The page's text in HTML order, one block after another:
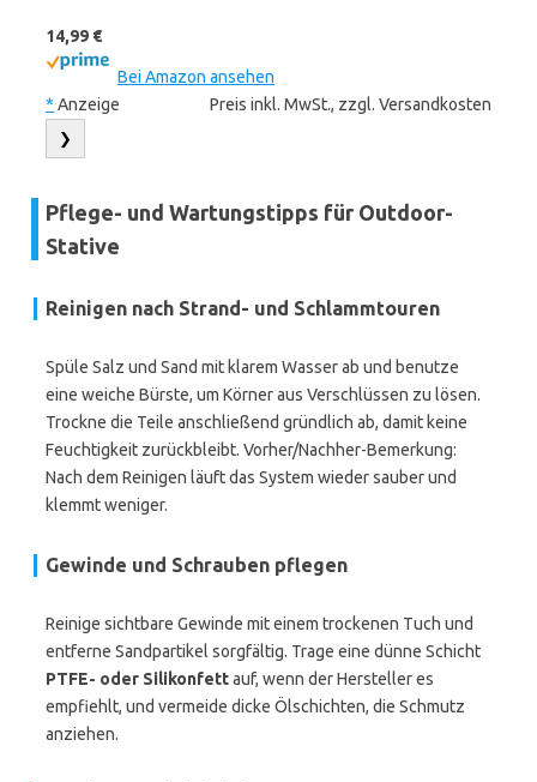
14,99 €
Bei Amazon ansehen
* Anzeige Preis inkl. MwSt., zzgl. Versandkosten
❯
Pflege- und Wartungstipps für Outdoor-
Stative
Reinigen nach Strand- und Schlammtouren
Spüle Salz und Sand mit klarem Wasser ab und benutze
eine weiche Bürste, um Körner aus Verschlüssen zu lösen.
Trockne die Teile anschließend gründlich ab, damit keine
Feuchtigkeit zurückbleibt. Vorher/Nachher-Bemerkung:
Nach dem Reinigen läuft das System wieder sauber und
klemmt weniger.
Gewinde und Schrauben pflegen
Reinige sichtbare Gewinde mit einem trockenen Tuch und
entferne Sandpartikel sorgfältig. Trage eine dünne Schicht
PTFE- oder Silikonfettauf, wenn der Hersteller es
empfiehlt, und vermeide dicke Ölschichten, die Schmutz
anziehen.